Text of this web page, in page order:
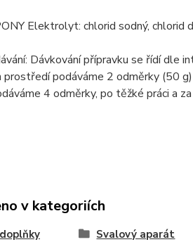
Elektrolyt: chlorid sodný, chlorid
Dávkování přípravku se řídí
prostředí podáváme 2 odměrky (50
4 odměrky, po těžké práci a
v kategoriích
Svalový aparát